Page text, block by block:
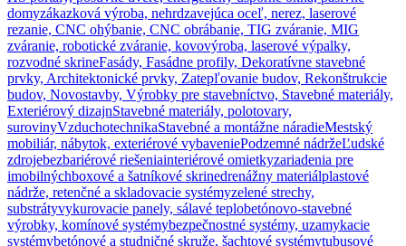
domyzákazková výroba, nehrdzavejúca oceľ, nerez, laserové
rezanie, CNC ohýbanie, CNC obrábanie, TIG zváranie, MIG
zváranie, robotické zváranie, kovovýroba, laserové výpalky,
rozvodné skrineFasády, Fasádne profily, Dekoratívne stavebné
prvky, Architektonické prvky, Zatepľovanie budov, Rekonštrukcie
budov, Novostavby, Výrobky pre stavebníctvo, Stavebné materiály,
Exteriérový dizajnStavebné materiály, polotovary,
surovinyVzduchotechnikaStavebné a montážne náradieMestský
mobiliár, nábytok, exteriérové vybaveniePodzemné nádržeĽudské
zdrojebezbariérové riešeniainteriérové omietkyzariadenia pre
imobilnýchboxové a šatníkové skrinedrenážny materiálplastové
nádrže, retenčné a skladovacie systémyzelené strechy,
substrátyvykurovacie panely, sálavé teplobetónovo-stavebné
výrobky, komínové systémybezpečnostné systémy, uzamykacie
systémybetónové a studničné skruže, šachtové systémytubusové